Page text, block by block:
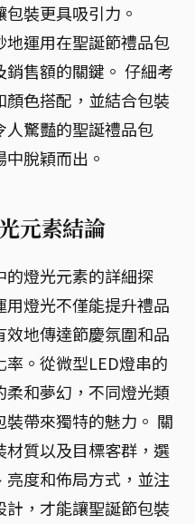
裝更具吸引力。
運用在聖誕節禮品包
售額的關鍵。 仔細考
色搭配，並結合包裝
驚豔的聖誕禮品包
脫穎而出。
元素結論
燈光元素的詳細探
燈光不僅能提升禮品
地傳達節慶氛圍和品
。從微型LED燈串的
和夢幻，不同燈光類
帶來獨特的魅力。 關
質以及目標客群，選
度和佈局方式，並注
，才能讓聖誕節包裝